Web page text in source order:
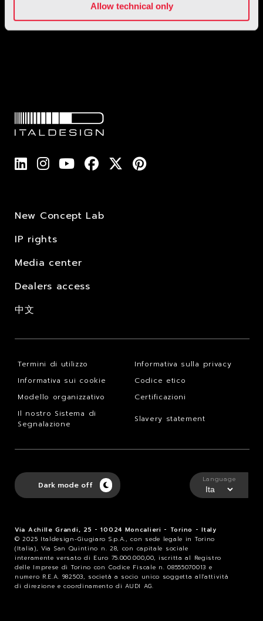
Allow technical only
1 / 1
New Concept Lab
IP rights
Media center
Dealers access
中文
Termini di utilizzo
Informativa sulla privacy
Informativa sui cookie
Codice etico
Modello organizzativo
Certificazioni
Il nostro Sistema di
Segnalazione
Slavery statement
Via Achille Grandi, 25 - 10024 Moncalieri - Torino - Italy
© 2025 Italdesign-Giugiaro S.p.A., con sede legale in Torino
(Italia), Via San Quintino n. 28, con capitale sociale
interamente versato di Euro 75.000.000,00, iscritta al Registro
delle Imprese di Torino con Codice Fiscale n. 08555070013 e
numero R.E.A. 982503, società a socio unico soggetta all'attività
di direzione e coordinamento di AUDI AG.
Dark mode off
Language